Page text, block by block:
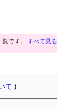
です。 すべて見る
て )